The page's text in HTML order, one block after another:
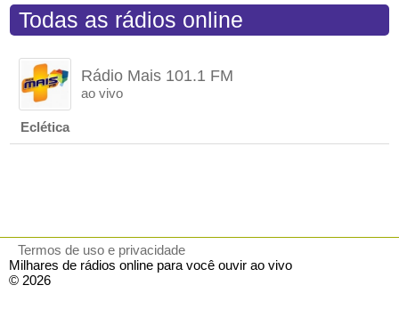
Todas as rádios online
Rádio Mais 101.1 FM
ao vivo
Eclética
Termos de uso e privacidade
Milhares de rádios online para você ouvir ao vivo
© 2026